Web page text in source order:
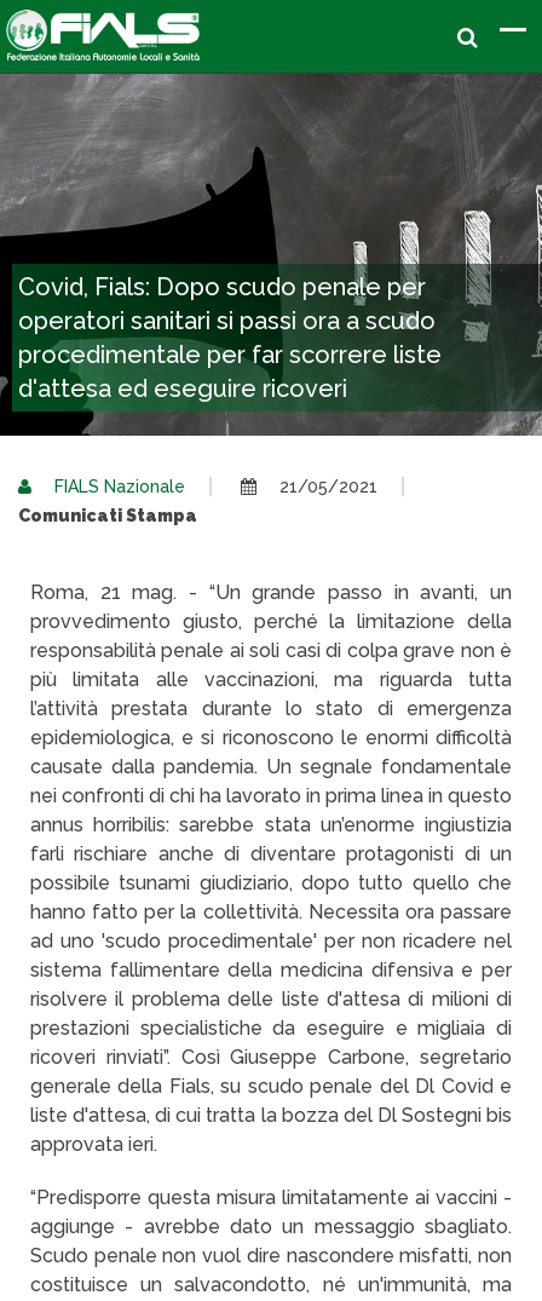
Covid, Fials: Dopo scudo penale per
operatori sanitari si passi ora a scudo
procedimentale per far scorrere liste
d'attesa ed eseguire ricoveri
FIALS Nazionale
21/05/2021
Comunicati Stampa
Roma, 21 mag. - “Un grande passo in avanti, un
provvedimento giusto, perché la limitazione della
responsabilità penale ai soli casi di colpa grave non è
più limitata alle vaccinazioni, ma riguarda tutta
l’attività prestata durante lo stato di emergenza
epidemiologica, e si riconoscono le enormi difficoltà
causate dalla pandemia. Un segnale fondamentale
nei confronti di chi ha lavorato in prima linea in questo
annus horribilis: sarebbe stata un’enorme ingiustizia
farli rischiare anche di diventare protagonisti di un
possibile tsunami giudiziario, dopo tutto quello che
hanno fatto per la collettività. Necessita ora passare
ad uno 'scudo procedimentale' per non ricadere nel
sistema fallimentare della medicina difensiva e per
risolvere il problema delle liste d'attesa di milioni di
prestazioni specialistiche da eseguire e migliaia di
ricoveri rinviati”. Così Giuseppe Carbone, segretario
generale della Fials, su scudo penale del Dl Covid e
liste d'attesa, di cui tratta la bozza del Dl Sostegni bis
approvata ieri.
“Predisporre questa misura limitatamente ai vaccini -
aggiunge - avrebbe dato un messaggio sbagliato.
Scudo penale non vuol dire nascondere misfatti, non
costituisce un salvacondotto, né un'immunità, ma